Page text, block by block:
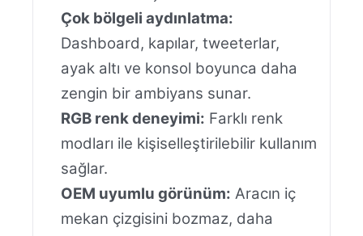
Çok bölgeli aydınlatma:
Dashboard, kapılar, tweeterlar,
ayak altı ve konsol boyunca daha
zengin bir ambiyans sunar.
RGB renk deneyimi: Farklı renk
modları ile kişiselleştirilebilir kullanım
sağlar.
OEM uyumlu görünüm: Aracın iç
mekan çizgisini bozmaz, daha